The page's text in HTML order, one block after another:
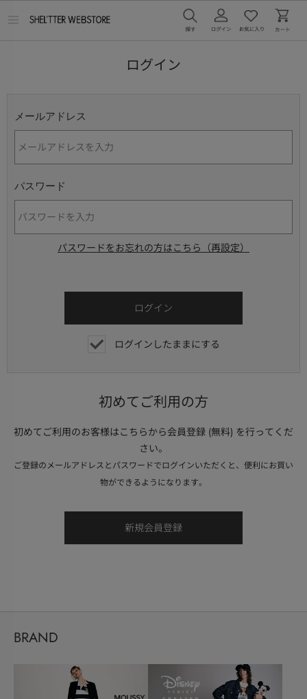
ログイン
メールアドレス
パスワード
パスワードをお忘れの方はこちら（再設定）
ログインしたままにする
初めてご利用の方
初めてご利用のお客様はこちらから会員登録 (無料) を行ってくだ
さい。
ご登録のメールアドレスとパスワードでログインいただくと、便利にお買い
物ができるようになります。
BRAND